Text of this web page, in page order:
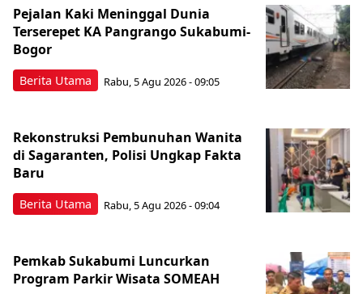
Berita Utama
Pejalan Kaki Meninggal Dunia
Terserepet KA Pangrango Sukabumi-
Bogor
Rabu, 5 Agu 2026 - 09:05
Berita Utama
Rekonstruksi Pembunuhan Wanita
di Sagaranten, Polisi Ungkap Fakta
Baru
Rabu, 5 Agu 2026 - 09:04
Pemkab Sukabumi Luncurkan
Program Parkir Wisata SOMEAH